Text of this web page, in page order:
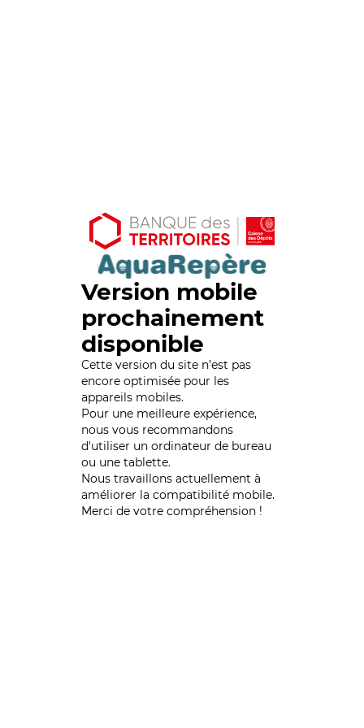
Version mobile
prochainement
disponible
Cette version du site n’est pas
encore optimisée pour les
appareils mobiles.
Pour une meilleure expérience,
nous vous recommandons
d'utiliser un ordinateur de bureau
ou une tablette.
Nous travaillons actuellement à
améliorer la compatibilité mobile.
Merci de votre compréhension !